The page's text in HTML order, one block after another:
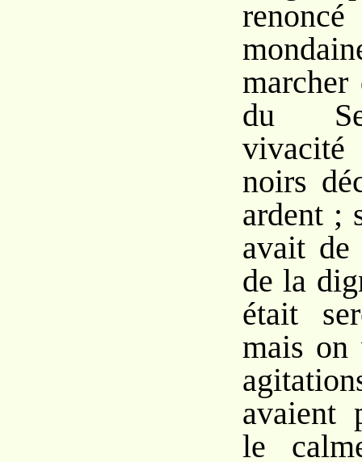
marcher
du
noirs
ardent ;
avait de
de la
était
mais on
avaient
le